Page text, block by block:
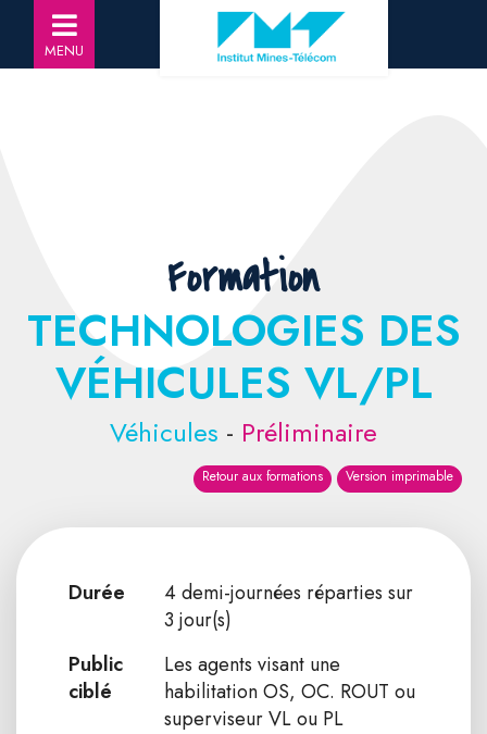
MENU
Formation
TECHNOLOGIES DES
VÉHICULES VL/PL
Véhicules - Préliminaire
Retour aux formations Version imprimable
Durée
4 demi-journées réparties sur
3 jour(s)
Public
ciblé
Les agents visant une
habilitation OS, OC. ROUT ou
superviseur VL ou PL